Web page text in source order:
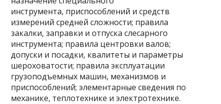
инструмента, приспособлений и средств
измерений средней сложности; правила
закалки, заправки и отпуска слесарного
инструмента; правила центровки валов;
допуски и посадки, квалитеты и параметры
шероховатости; правила эксплуатации
грузоподъемных машин, механизмов и
приспособлений; элементарные сведения по
механике, теплотехнике и электротехнике.